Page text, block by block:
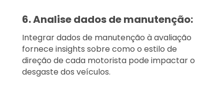
6. Analise dados de manutenção:
Integrar dados de manutenção à avaliação
fornece insights sobre como o estilo de
direção de cada motorista pode impactar o
desgaste dos veículos.